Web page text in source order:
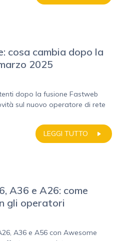
cosa cambia dopo la
2025
dopo la fusione Fastweb
sul nuovo operatore di rete
LEGGI TUTTO
A36 e A26: come
gli operatori
A36 e A56 con Awesome